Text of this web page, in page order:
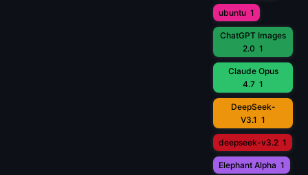
ubuntu 1
ChatGPT Images
2.0 1
Claude Opus
4.7 1
DeepSeek-
V3.1 1
deepseek-v3.2 1
Elephant Alpha 1